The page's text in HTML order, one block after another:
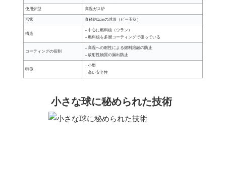
使用炉型 高温ガス炉
形状 直径約1cmの球形（ビー玉状）
構造
– 中心に燃料核（ウラン）
– 燃料核を多層コーティングで覆っている
コーティングの役割
– 高温への耐性による燃料溶融の防止
– 放射性物質の漏出防止
特徴
– 小型
– 高い安全性
小さな球に秘められた技術